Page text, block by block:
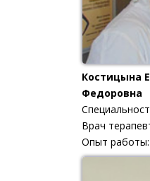
Костицына
Федоровна
Врач
Опыт работы: